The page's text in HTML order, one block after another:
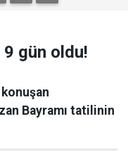
gün oldu!
Bayramı tatilinin